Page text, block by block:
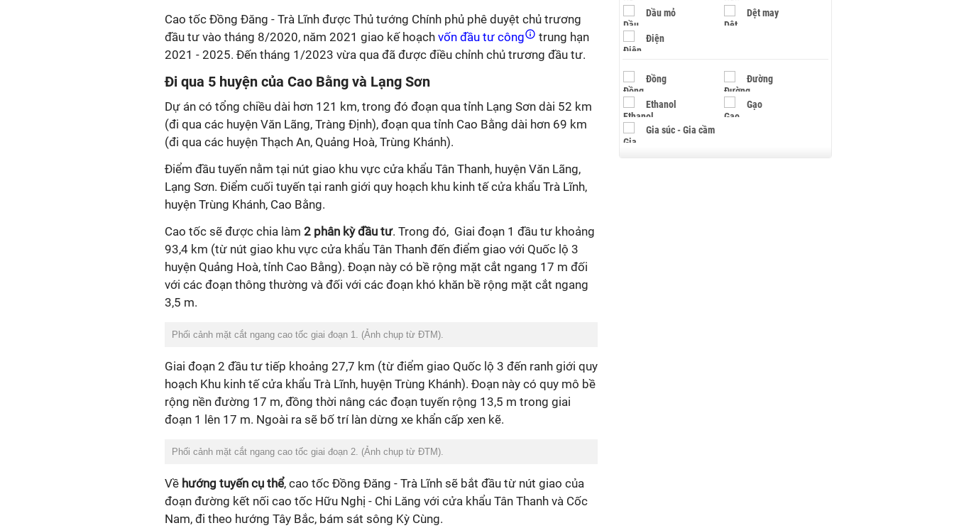
Cao tốc Đồng Đăng - Trà Lĩnh được Thủ tướng Chính phủ phê duyệt chủ trương
đầu tư vào tháng 8/2020, năm 2021 giao kế hoạch vốn đầu tư công
trung hạn
2021 - 2025. Đến tháng 1/2023 vừa qua đã được điều chỉnh chủ trương đầu tư.
Đi qua 5 huyện của Cao Bằng và Lạng Sơn
Dự án có tổng chiều dài hơn 121 km, trong đó đoạn qua tỉnh Lạng Sơn dài 52 km
(đi qua các huyện Văn Lãng, Tràng Định), đoạn qua tỉnh Cao Bằng dài hơn 69 km
(đi qua các huyện Thạch An, Quảng Hoà, Trùng Khánh).
Điểm đầu tuyến nằm tại nút giao khu vực cửa khẩu Tân Thanh, huyện Văn Lãng,
Lạng Sơn. Điểm cuối tuyến tại ranh giới quy hoạch khu kinh tế cửa khẩu Trà Lĩnh,
huyện Trùng Khánh, Cao Bằng.
Cao tốc sẽ được chia làm 2 phân kỳ đầu tư. Trong đó, Giai đoạn 1 đầu tư khoảng
93,4 km (từ nút giao khu vực cửa khẩu Tân Thanh đến điểm giao với Quốc lộ 3
huyện Quảng Hoà, tỉnh Cao Bằng). Đoạn này có bề rộng mặt cắt ngang 17 m đối
với các đoạn thông thường và đối với các đoạn khó khăn bề rộng mặt cắt ngang
3,5 m.
Phối cảnh mặt cắt ngang cao tốc giai đoạn 1. (Ảnh chụp từ ĐTM).
Giai đoạn 2 đầu tư tiếp khoảng 27,7 km (từ điểm giao Quốc lộ 3 đến ranh giới quy
hoạch Khu kinh tế cửa khẩu Trà Lĩnh, huyện Trùng Khánh). Đoạn này có quy mô bề
rộng nền đường 17 m, đồng thời nâng các đoạn tuyến rộng 13,5 m trong giai
đoạn 1 lên 17 m. Ngoài ra sẽ bố trí làn dừng xe khẩn cấp xen kẽ.
Phối cảnh mặt cắt ngang cao tốc giai đoạn 2. (Ảnh chụp từ ĐTM).
Về hướng tuyến cụ thể, cao tốc Đồng Đăng - Trà Lĩnh sẽ bắt đầu từ nút giao của
đoạn đường kết nối cao tốc Hữu Nghị - Chi Lăng với cửa khẩu Tân Thanh và Cốc
Nam, đi theo hướng Tây Bắc, bám sát sông Kỳ Cùng.
Dầu mỏ Dệt may
Điện
Đồng Đường
Ethanol Gạo
Gia súc - Gia cầm